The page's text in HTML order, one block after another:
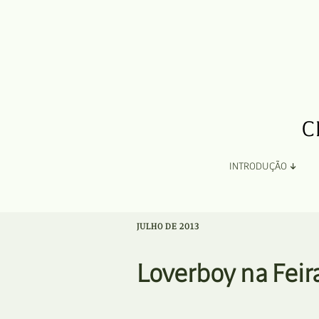
INTRODUÇÃO
Ficha Técnica e Apoios
JULHO DE 2013
Loverboy na